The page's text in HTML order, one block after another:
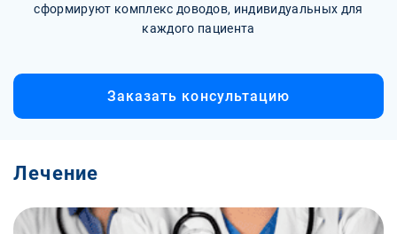
сформируют комплекс доводов, индивидуальных для
каждого пациента
Заказать консультацию
Лечение